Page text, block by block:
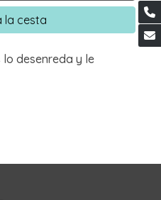
la cesta
desenreda y le